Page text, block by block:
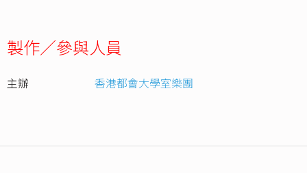
製作／參與人員
主辦 香港都會大學室樂團